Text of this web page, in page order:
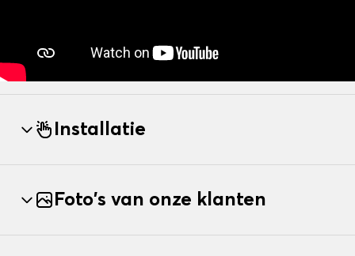
Installatie
Foto's van onze klanten